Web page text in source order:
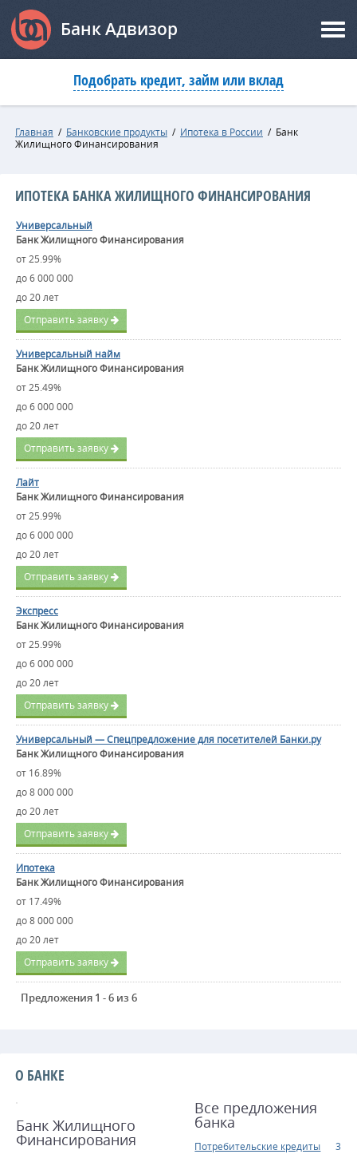
Банк Адвизор
Подобрать кредит, займ или вклад
Главная / Банковские продукты / Ипотека в России / Банк
Жилищного Финансирования
ИПОТЕКА БАНКА ЖИЛИЩНОГО ФИНАНСИРОВАНИЯ
Универсальный
Банк Жилищного Финансирования
от 25.99%
до 6 000 000
до 20 лет
Отправить заявку
Универсальный найм
Банк Жилищного Финансирования
от 25.49%
до 6 000 000
до 20 лет
Отправить заявку
Лайт
Банк Жилищного Финансирования
от 25.99%
до 6 000 000
до 20 лет
Отправить заявку
Экспресс
Банк Жилищного Финансирования
от 25.99%
до 6 000 000
до 20 лет
Отправить заявку
Универсальный — Спецпредложение для посетителей Банки.ру
Банк Жилищного Финансирования
от 16.89%
до 8 000 000
до 20 лет
Отправить заявку
Ипотека
Банк Жилищного Финансирования
от 17.49%
до 8 000 000
до 20 лет
Отправить заявку
Предложения 1 - 6 из 6
О БАНКЕ
Банк Жилищного
Финансирования
Все предложения
банка
Потребительские кредиты
3